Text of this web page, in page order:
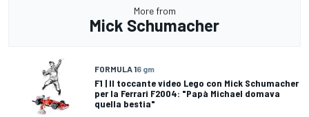
More from
Mick Schumacher
FORMULA 16 gm
F1 | Il toccante video Lego con Mick Schumacher
per la Ferrari F2004: "Papà Michael domava
quella bestia"